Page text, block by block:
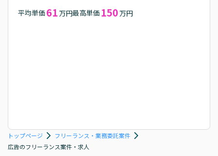
平均単価 61 万円最高単価 150 万円
トップページ
フリーランス・業務委託案件
広告のフリーランス案件・求人